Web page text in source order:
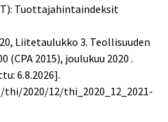
Tuottajahintaindeksit
Liitetaulukko 3. Teollisuuden
2015), joulukuu 2020 .
6.8.2026].
2020/12/thi_2020_12_2021-